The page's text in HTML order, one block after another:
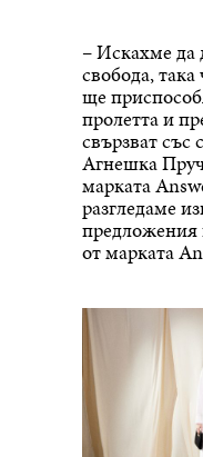
– Искахме да
свобода,
ще
пролетта и
свързват със
Агнешка
марката
разгледаме
предложения
от марката